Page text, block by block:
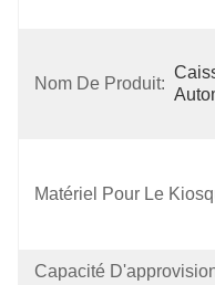
Nom De Produit:
Matériel Pour Le
Capacité